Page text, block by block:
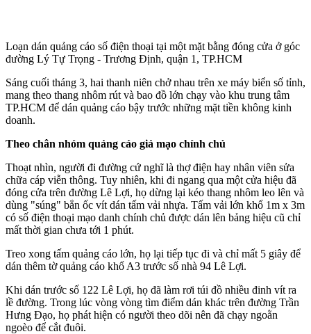
Loạn dán quảng cáo số điện thoại tại một mặt bằng đóng cửa ở góc
đường Lý Tự Trọng - Trương Định, quận 1, TP.HCM
Sáng cuối tháng 3, hai thanh niên chở nhau trên xe máy biển số tỉnh,
mang theo thang nhôm rút và bao đồ lớn chạy vào khu trung tâm
TP.HCM để dán quảng cáo bậy trước những mặt tiền không kinh
doanh.
Theo chân nhóm quảng cáo giả mạo chính chủ
Thoạt nhìn, người đi đường cứ nghĩ là thợ điện hay nhân viên sửa
chữa cáp viễn thông. Tuy nhiên, khi đi ngang qua một cửa hiệu đã
đóng cửa trên đường Lê Lợi, họ dừng lại kéo thang nhôm leo lên và
dùng "súng" bắn ốc vít dán tấm vải nhựa. Tấm vải lớn khổ 1m x 3m
có số điện thoại mạo danh chính chủ được dán lên bảng hiệu cũ chỉ
mất thời gian chưa tới 1 phút.
Treo xong tấm quảng cáo lớn, họ lại tiếp tục đi và chỉ mất 5 giây để
dán thêm tờ quảng cáo khổ A3 trước số nhà 94 Lê Lợi.
Khi dán trước số 122 Lê Lợi, họ đã làm rơi túi đồ nhiều đinh vít ra
lề đường. Trong lúc vòng vòng tìm điểm dán khác trên đường Trần
Hưng Đạo, họ phát hiện có người theo dõi nên đã chạy ngoằn
ngoèo để cắt đuôi.